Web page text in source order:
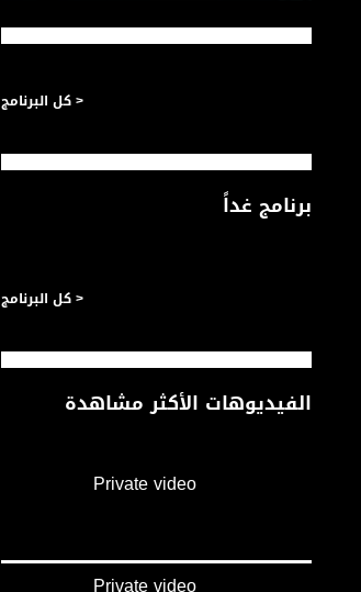
< كل البرنامج
برنامج غداً
< كل البرنامج
الفيديوهات الأكثر مشاهدة
Private video